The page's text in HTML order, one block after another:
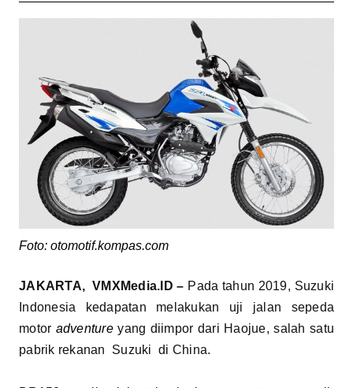
Foto: otomotif.kompas.com
JAKARTA, VMXMedia.ID – Pada tahun 2019, Suzuki
Indonesia kedapatan melakukan uji jalan sepeda
motor adventureyang diimpor dari Haojue, salah satu
pabrik rekanan Suzuki di China.